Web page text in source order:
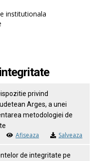
institutionala
privind
Arges, a unei
metodologiei de
Afiseaza Salveaza
de integritate pe